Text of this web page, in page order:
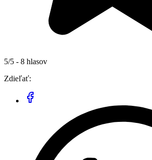
5/5 - 8 hlasov
Zdieľať: